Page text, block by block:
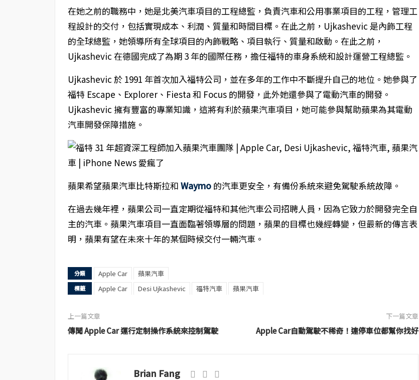
在她之前的職務中，她是北美汽車項目的工程總監，負責汽車和公用事業項目的工程，管理工
程設計的交付，包括實現成本、利潤、質量和時間目標。在此之前，Ujkashevic 是內飾工程
的全球總監，她領導所有全球項目的內飾戰略、項目執行、質量和啟動。在此之前，
Ujkashevic 在德國完成了為期 3 年的國際任務，擔任福特的車身系統和設計運營工程總監。
Ujkashevic 於 1991 年首次加入福特公司，並在多年的工作中不斷提升自己的地位。她參與了
福特 Escape、Explorer、Fiesta 和 Focus 的開發，此外她還參與了電動汽車的開發。
Ujkashevic 擁有豐富的專業知識，這將有利於蘋果汽車項目，她可能參與幫助蘋果為其電動
汽車開發保障措施。
蘋果希望蘋果汽車比特斯拉和 Waymo的汽車更安全，有備份系統來避免駕駛系統故障。
在過去幾年裡，蘋果公司一直定期從福特和其他汽車公司招聘人員，因為它致力於開發完全自
主的汽車。蘋果汽車項目一直面臨著領導層的問題，蘋果的目標也幾經轉變，但最新的傳言表
明，蘋果有望在未來十年的某個時候交付一輛汽車。
分類 Apple Car 蘋果汽車
標籤 Apple Car Desi Ujkashevic 福特汽車 蘋果汽車
上一篇文章
傳聞 Apple Car 運行定制操作系統來控制駕駛
下一篇文章
Apple Car自動駕駛不稀奇！連停車位都幫你找好
Brian Fang